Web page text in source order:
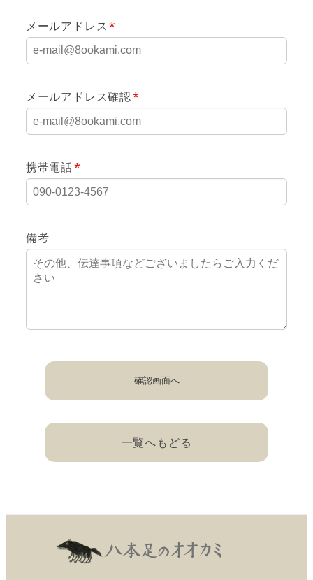
メールアドレス
メールアドレス確認
携帯電話
備考
確認画面へ
一覧へもどる